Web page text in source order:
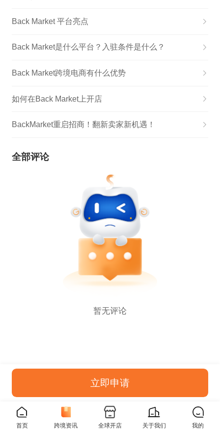
Back Market 平台亮点
Back Market是什么平台？入驻条件是什么？
Back Market跨境电商有什么优势
如何在Back Market上开店
BackMarket重启招商！翻新卖家新机遇！
全部评论
暂无评论
立即申请
首页 跨境资讯 全球开店 关于我们 我的